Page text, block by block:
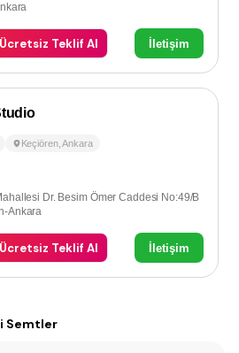
Ücretsiz Teklif Al İletişim
Keçiören,Ankara
Dr. Besim Ömer Caddesi No:49/B
Ankara
Ücretsiz Teklif Al İletişim
Semtler